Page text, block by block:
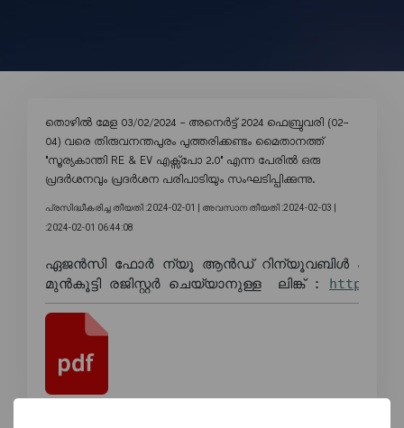
തൊഴിൽ മേള 03/02/2024 - അനെർട്ട് 2024 ഫെബ്രുവരി (02-
04) വരെ തിരുവനന്തപുരം പുത്തരിക്കണ്ടം മൈതാനത്ത്
"സൂര്യകാന്തി RE & EV എക്സ്പോ 2.0" എന്ന പേരിൽ ഒരു
പ്രദർശനവും പ്രദർശന പരിപാടിയും സംഘടിപ്പിക്കുന്നു.
പ്രസിദ്ധീകരിച്ച തീയതി :2024-02-01 | അവസാന തീയതി :2024-02-03 |
:2024-02-01 06:44:08
ഏജൻസി ഫോർ ന്യൂ ആൻഡ് റിന്യൂവബിൾ എനർജി റിസർച്ച് ആൻഡ്
മുൻകൂട്ടി രജിസ്റ്റർ ചെയ്യാനുള്ള  ലിങ്ക് : https://